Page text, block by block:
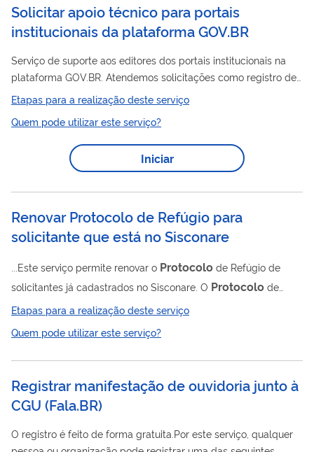
Solicitar apoio técnico para portais
institucionais da plataforma GOV.BR
Serviço de suporte aos editores dos portais institucionais na
plataforma GOV.BR. Atendemos solicitações como registro de
incidentes, acesso a analytics, criação de novos ambientes,
esclarecimento de dúvidas e outras solicitações.
Etapas para a realização deste serviço
Quem pode utilizar este serviço?
Iniciar
Renovar Protocolo de Refúgio para
solicitante que está no Sisconare
...Este serviço permite renovar o Protocolo de Refúgio de
solicitantes já cadastrados no Sisconare. O Protocolo de
Refúgio identifica o solicitante e comprova que sua situação
migratória está regular enquanto o pedido de reconhecimento
da condição de refugiado aguarda decisão. O documento deve
Etapas para a realização deste serviço
Quem pode utilizar este serviço?
Registrar manifestação de ouvidoria junto à
CGU (Fala.BR)
O registro é feito de forma gratuita.Por este serviço, qualquer